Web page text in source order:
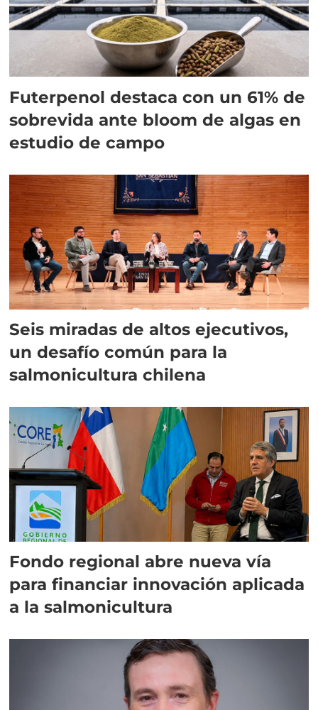
Futerpenol destaca con un 61% de
sobrevida ante bloom de algas en
estudio de campo
Seis miradas de altos ejecutivos,
un desafío común para la
salmonicultura chilena
Fondo regional abre nueva vía
para financiar innovación aplicada
a la salmonicultura